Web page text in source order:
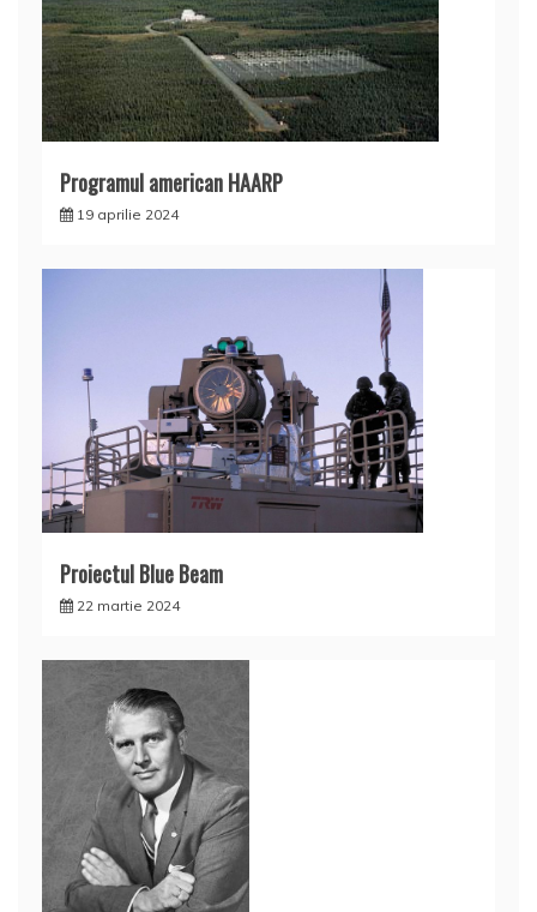
Programul american HAARP
19 aprilie 2024
Proiectul Blue Beam
22 martie 2024